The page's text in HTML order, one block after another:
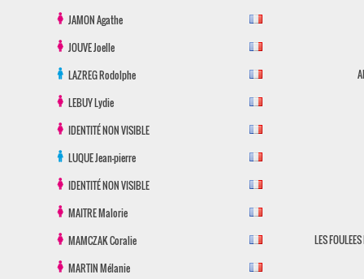
JAMONAgathe
JOUVEJoelle
LAZREGRodolphe
LEBUYLydie
IDENTITÉ NON VISIBLE
LUQUEJean-pierre
IDENTITÉ NON VISIBLE
MAITREMalorie
MAMCZAKCoralie LES
MARTINMélanie